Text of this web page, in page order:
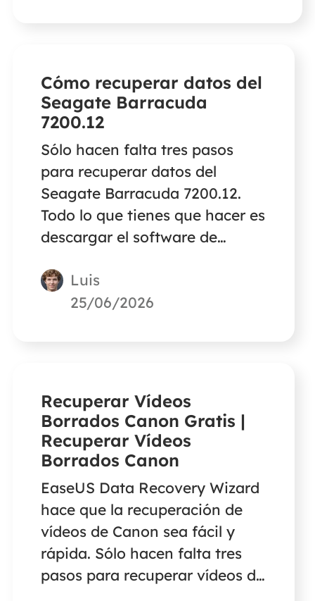
Cómo recuperar datos del
Seagate Barracuda
7200.12
Sólo hacen falta tres pasos
para recuperar datos del
Seagate Barracuda 7200.12.
Todo lo que tienes que hacer es
descargar el software de
EaseUS, hacer clic en el botón
Escanear, seleccionar los
Data Recovery Wizard es el
software de recuperación de
discos duros más eficaz que
puede restaurar fotos,
electrónicos y mucho más
desde cualquier dispositivo.
Luis
25/06/2026
Recuperar Vídeos
Borrados Canon Gratis |
Recuperar Vídeos
Borrados Canon
EaseUS Data Recovery Wizard
hace que la recuperación de
vídeos de Canon sea fácil y
rápida. Sólo hacen falta tres
pasos para recuperar vídeos de